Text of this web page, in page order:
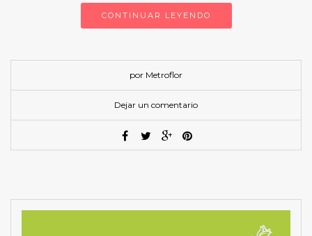
CONTINUAR LEYENDO
por Metroflor
Dejar un comentario